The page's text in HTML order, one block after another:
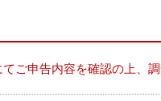
ご申告内容を確認の上、調